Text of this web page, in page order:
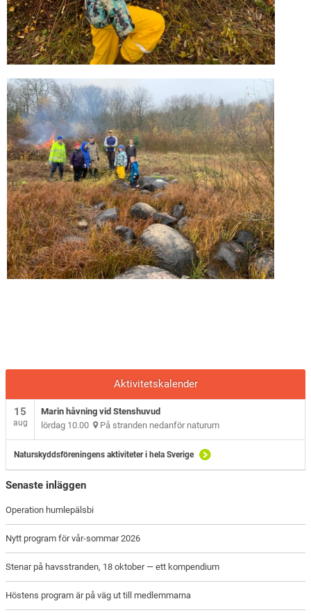
Aktivitetskalender
15
aug
Marin håvning vid Stenshuvud
lördag 10.00 På stranden nedanför naturum
Naturskyddsföreningens aktiviteter i hela Sverige
Senaste inläggen
Operation humlepälsbi
Nytt program för vår-sommar 2026
Stenar på havsstranden, 18 oktober — ett kompendium
Höstens program är på väg ut till medlemmarna